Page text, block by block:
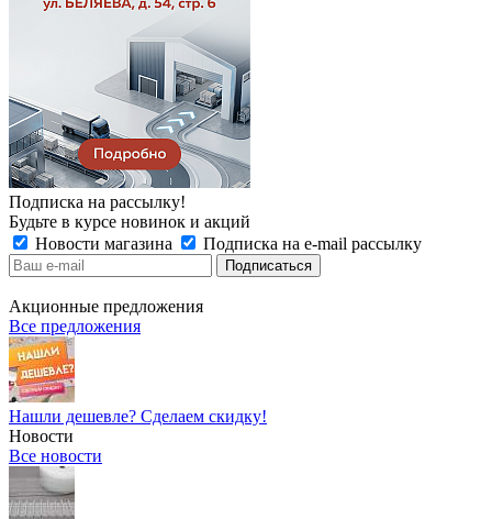
Подписка на рассылку!
Будьте в курсе новинок и акций
Новости магазина
Подписка на e-mail рассылку
Акционные предложения
Все предложения
Нашли дешевле? Сделаем скидку!
Новости
Все новости